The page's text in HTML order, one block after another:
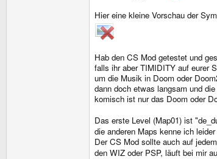
Hier eine kleine Vorschau der
Hab den CS Mod getestet und
falls ihr aber TIMIDITY auf eurer
um die Musik in Doom oder
dann doch etwas langsam und
komisch ist nur das Doom oder
Das erste Level (Map01) ist
die anderen Maps kenne ich
Der CS Mod sollte auch auf
den WIZ oder PSP, läuft bei mir